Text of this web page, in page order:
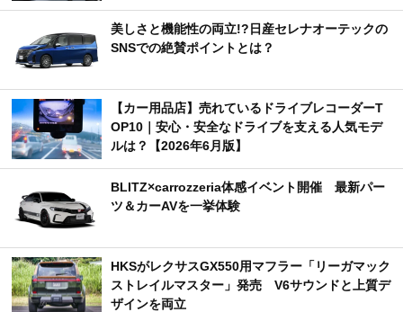
美しさと機能性の両立!?日産セレナオーテックの
SNSでの絶賛ポイントとは？
【カー用品店】売れているドライブレコーダーT
OP10｜安心・安全なドライブを支える人気モデ
ルは？【2026年6月版】
BLITZ×carrozzeria体感イベント開催 最新パー
ツ＆カーAVを一挙体験
HKSがレクサスGX550用マフラー「リーガマック
ストレイルマスター」発売 V6サウンドと上質デ
ザインを両立